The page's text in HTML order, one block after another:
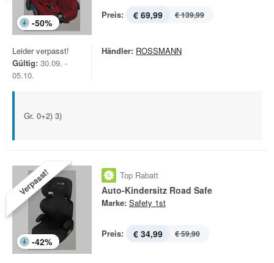
-50%
Preis: € 69,99 € 139,99
Leider verpasst!
Gültig: 30.09. -
05.10.
Händler: ROSSMANN
Gr. 0+2) 3)
Verpasst!
-42%
Top Rabatt
Auto-Kindersitz Road Safe
Marke: Safety 1st
Preis: € 34,99 € 59,90